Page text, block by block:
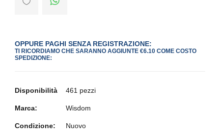
OPPURE PAGHI SENZA REGISTRAZIONE:
TI RICORDIAMO CHE SARANNO AGGIUNTE €6.10 COME COSTO
SPEDIZIONE:
Disponibilità 461 pezzi
Marca: Wisdom
Condizione: Nuovo